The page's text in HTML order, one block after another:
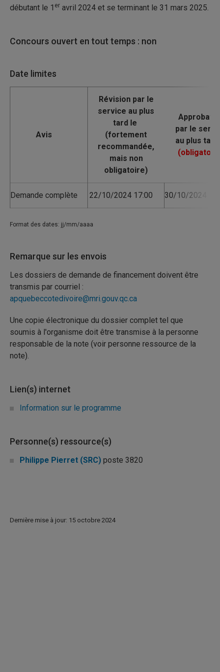
débutant le 1 er avril 2024 et se terminant le 31 mars 2025.
Concours ouvert en tout temps : non
Date limites
Avis
Demande complète 22/10/2024 17:00 30/10/2024
Format des dates: jj/mm/aaaa
Remarque sur les envois
Les dossiers de demande de financement doivent être
transmis par courriel :
apquebeccotedivoire@mri.gouv.qc.ca
Une copie électronique du dossier complet tel que
soumis à l'organisme doit être transmise à la personne
responsable de la note (voir personne ressource de la
note).
Lien(s) internet
Information sur le programme
Personne(s) ressource(s)
Philippe Pierret (SRC) poste 3820
Dernière mise à jour: 15 octobre 2024